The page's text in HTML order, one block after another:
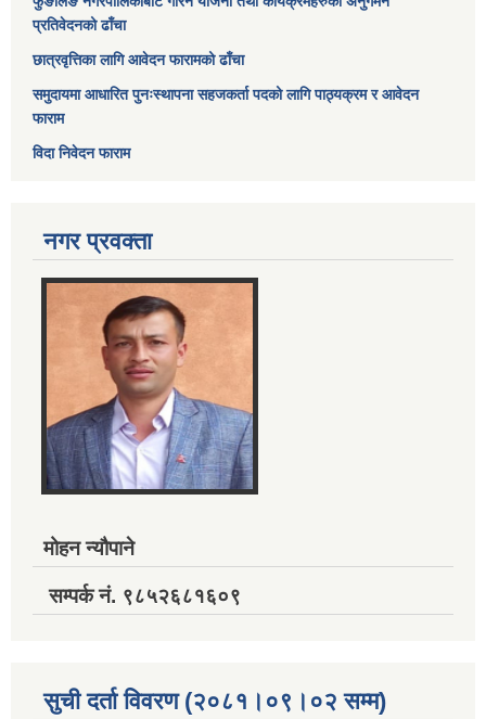
प्रतिवेदनको ढाँचा
छात्रवृत्तिका लागि आवेदन फारामको ढाँचा
समुदायमा आधारित पुनःस्थापना सहजकर्ता पदको लागि पाठ्यक्रम र आवेदन
फाराम
विदा निवेदन फाराम
नगर प्रवक्ता
मोहन न्यौपाने
सम्पर्क नं. ९८५२६८१६०९
सुची दर्ता विवरण (२०८१।०९।०२ सम्म)